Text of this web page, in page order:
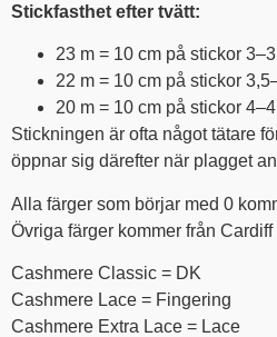
Stickfasthet efter tvätt:
23 m = 10 cm på stickor
22 m = 10 cm på stickor
20 m = 10 cm på stickor
Stickningen är ofta något tätare
öppnar sig därefter när plagget
Alla färger som börjar med 0
Övriga färger kommer från
Cashmere Classic = DK
Cashmere Lace = Fingering
Cashmere Extra Lace = Lace